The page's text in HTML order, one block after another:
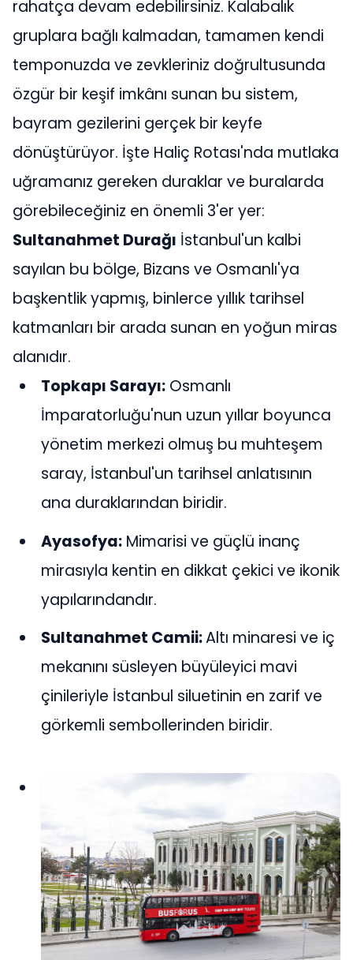
rahatça devam edebilirsiniz. Kalabalık
gruplara bağlı kalmadan, tamamen kendi
temponuzda ve zevkleriniz doğrultusunda
özgür bir keşif imkânı sunan bu sistem,
bayram gezilerini gerçek bir keyfe
dönüştürüyor. İşte Haliç Rotası'nda mutlaka
uğramanız gereken duraklar ve buralarda
görebileceğiniz en önemli 3'er yer:
Sultanahmet Durağı İstanbul'un kalbi
sayılan bu bölge, Bizans ve Osmanlı'ya
başkentlik yapmış, binlerce yıllık tarihsel
katmanları bir arada sunan en yoğun miras
alanıdır.
Topkapı Sarayı: Osmanlı
İmparatorluğu'nun uzun yıllar boyunca
yönetim merkezi olmuş bu muhteşem
saray, İstanbul'un tarihsel anlatısının
ana duraklarından biridir.
Ayasofya: Mimarisi ve güçlü inanç
mirasıyla kentin en dikkat çekici ve ikonik
yapılarındandır.
Sultanahmet Camii:Altı minaresi ve iç
mekanını süsleyen büyüleyici mavi
çinileriyle İstanbul siluetinin en zarif ve
görkemli sembollerinden biridir.